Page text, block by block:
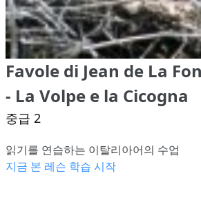
Favole di Jean de La
- La Volpe e la Cicogna
중급 2
읽기를 연습하는 이탈리아어의 수업
지금 본 레슨 학습 시작